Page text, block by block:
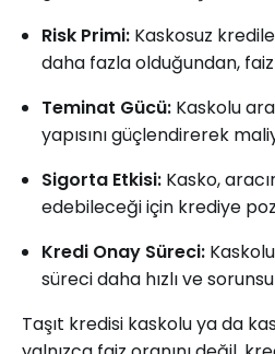
Risk Primi: Kaskosuz
daha fazla olduğundan,
Teminat Gücü: Kaskolu
yapısını güçlendirerek
Sigorta Etkisi: Kasko,
edebileceği için krediye
Kredi Onay Süreci:
süreci daha hızlı ve
Taşıt kredisi kaskolu ya da